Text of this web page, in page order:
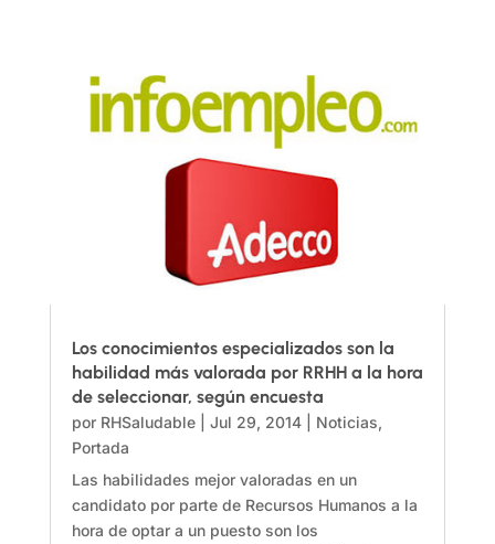
Los conocimientos especializados son la
habilidad más valorada por RRHH a la hora
de seleccionar, según encuesta
por RHSaludable| Jul 29, 2014| Noticias,
Portada
Las habilidades mejor valoradas en un
candidato por parte de Recursos Humanos a la
hora de optar a un puesto son los